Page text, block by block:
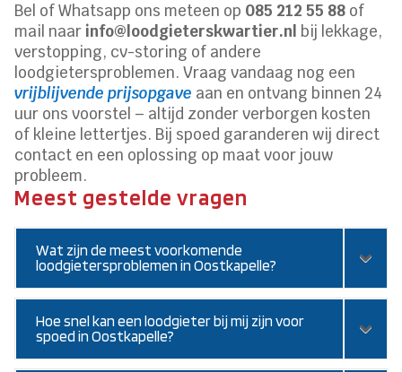
Bel of Whatsapp ons meteen op 085 212 55 88 of
mail naar info@loodgieterskwartier.nl bij lekkage,
verstopping, cv-storing of andere
loodgietersproblemen. Vraag vandaag nog een
vrijblijvende prijsopgave aan en ontvang binnen 24
uur ons voorstel – altijd zonder verborgen kosten
of kleine lettertjes. Bij spoed garanderen wij direct
contact en een oplossing op maat voor jouw
probleem.
Meest gestelde vragen
Wat zijn de meest voorkomende
loodgietersproblemen in Oostkapelle?
Hoe snel kan een loodgieter bij mij zijn voor
spoed in Oostkapelle?